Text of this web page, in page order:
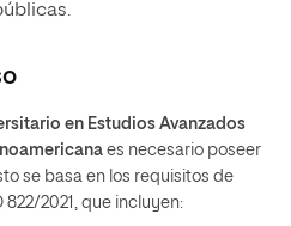
en Estudios Avanzados
es necesario poseer
se basa en los requisitos de
2021, que incluyen: